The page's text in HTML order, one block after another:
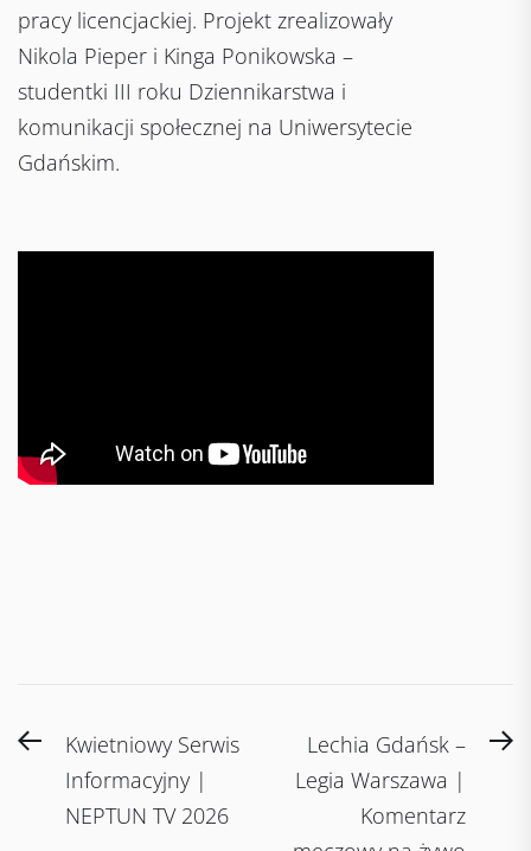
pracy licencjackiej. Projekt zrealizowały
Nikola Pieper i Kinga Ponikowska –
studentki III roku Dziennikarstwa i
komunikacji społecznej na Uniwersytecie
Gdańskim.
Post
navigation
PreviousKwietniowy Serwis
Informacyjny |
NEPTUN TV 2026
Lechia Gdańsk –
Legia Warszawa |
Komentarz